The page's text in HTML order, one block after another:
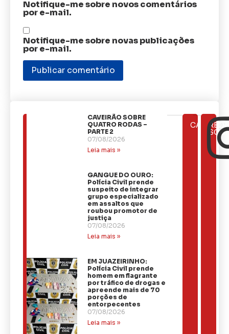
Notifique-me sobre novos comentários
por e-mail.
Notifique-me sobre novas publicações
por e-mail.
CAVEIRÃO SOBRE
QUATRO RODAS –
PARTE 2
07/08/2026
Leia mais »
GANGUE DO OURO:
Polícia Civil prende
suspeito de integrar
grupo especializado
em assaltos que
roubou promotor de
justiça
07/08/2026
Leia mais »
EM JUAZEIRINHO:
Polícia Civil prende
homem em flagrante
por tráfico de drogas e
apreende mais de 70
porções de
entorpecentes
07/08/2026
Leia mais »